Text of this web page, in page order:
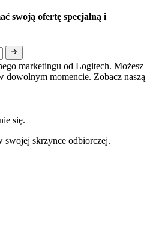
swoją ofertę specjalną i
marketingu od Logitech. Możesz
dowolnym momencie. Zobacz naszą
się.
skrzynce odbiorczej.